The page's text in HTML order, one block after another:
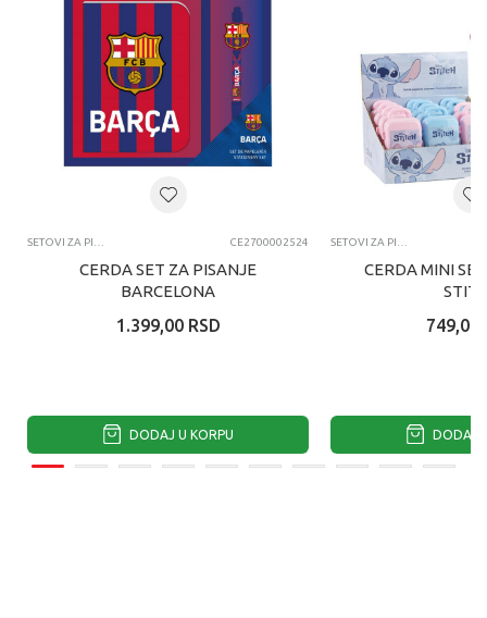
SETOVI ZA PISANJE CE2700002524
CERDA SET ZA PISANJE
BARCELONA
1.399,00 RSD
DODAJ U KORPU
SETOVI ZA PISANJE
CERDA MINI
749,00
DODAJ